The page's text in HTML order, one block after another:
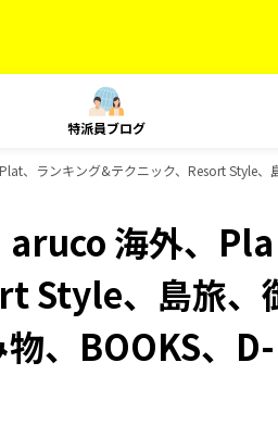
特派員ブログ
、ランキング&テクニック、Resort Style
aruco 海外、Pla
Style、島旅、
、BOOKS、